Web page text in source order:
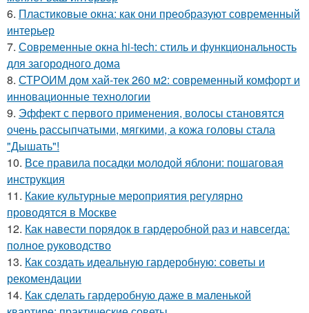
6. Пластиковые окна: как они преобразуют современный
интерьер
7. Современные окна hi-tech: стиль и функциональность
для загородного дома
8. СТРОИМ дом хай-тек 260 м2: современный комфорт и
инновационные технологии
9. Эффект с первого применения, волосы становятся
очень рассыпчатыми, мягкими, а кожа головы стала
"Дышать"!
10. Все правила посадки молодой яблони: пошаговая
инструкция
11. Какие культурные мероприятия регулярно
проводятся в Москве
12. Как навести порядок в гардеробной раз и навсегда:
полное руководство
13. Как создать идеальную гардеробную: советы и
рекомендации
14. Как сделать гардеробную даже в маленькой